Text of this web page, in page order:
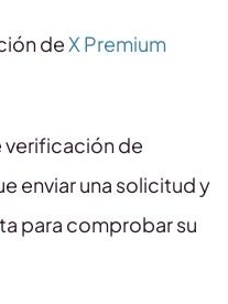
deX Premium
verificación de
enviar una solicitud y
para comprobar su